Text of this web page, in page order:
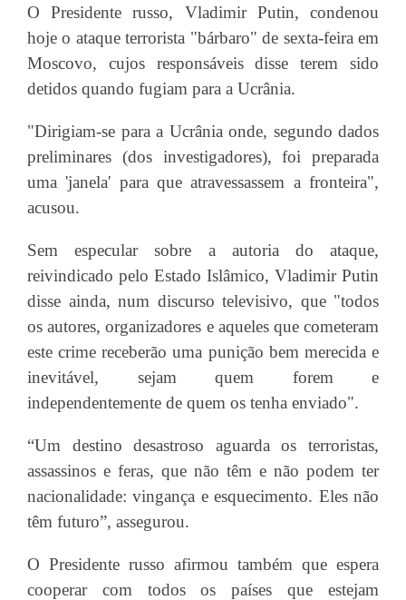
O Presidente russo, Vladimir Putin, condenou
hoje o ataque terrorista "bárbaro" de sexta-feira em
Moscovo, cujos responsáveis disse terem sido
detidos quando fugiam para a Ucrânia.
"Dirigiam-se para a Ucrânia onde, segundo dados
preliminares (dos investigadores), foi preparada
uma 'janela' para que atravessassem a fronteira",
acusou.
Sem especular sobre a autoria do ataque,
reivindicado pelo Estado Islâmico, Vladimir Putin
disse ainda, num discurso televisivo, que "todos
os autores, organizadores e aqueles que cometeram
este crime receberão uma punição bem merecida e
inevitável, sejam quem forem e
independentemente de quem os tenha enviado".
“Um destino desastroso aguarda os terroristas,
assassinos e feras, que não têm e não podem ter
nacionalidade: vingança e esquecimento. Eles não
têm futuro”, assegurou.
O Presidente russo afirmou também que espera
cooperar com todos os países que estejam